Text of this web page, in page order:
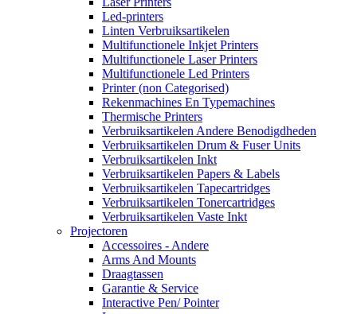
Led-printers
Linten Verbruiksartikelen
Multifunctionele Inkjet Printers
Multifunctionele Laser Printers
Multifunctionele Led Printers
Printer (non Categorised)
Rekenmachines En Typemachines
Thermische Printers
Verbruiksartikelen Andere Benodigdheden
Verbruiksartikelen Drum & Fuser Units
Verbruiksartikelen Inkt
Verbruiksartikelen Papers & Labels
Verbruiksartikelen Tapecartridges
Verbruiksartikelen Tonercartridges
Verbruiksartikelen Vaste Inkt
Projectoren
Accessoires - Andere
Arms And Mounts
Draagtassen
Garantie & Service
Interactive Pen/ Pointer